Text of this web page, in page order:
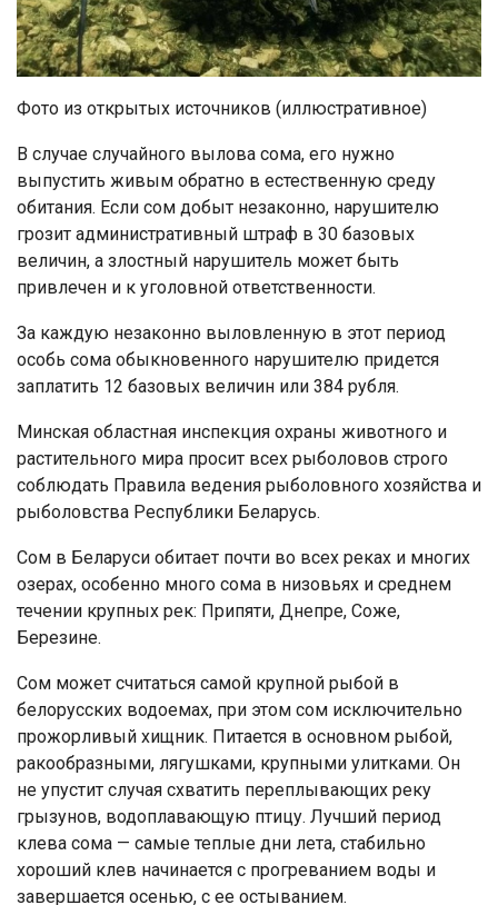
Фото из открытых источников (иллюстративное)
В случае случайного вылова сома, его нужно
выпустить живым обратно в естественную среду
обитания. Если сом добыт незаконно, нарушителю
грозит административный штраф в 30 базовых
величин, а злостный нарушитель может быть
привлечен и к уголовной ответственности.
За каждую незаконно выловленную в этот период
особь сома обыкновенного нарушителю придется
заплатить 12 базовых величин или 384 рубля.
Минская областная инспекция охраны животного и
растительного мира просит всех рыболовов строго
соблюдать Правила ведения рыболовного хозяйства и
рыболовства Республики Беларусь.
Сом в Беларуси обитает почти во всех реках и многих
озерах, особенно много сома в низовьях и среднем
течении крупных рек: Припяти, Днепре, Соже,
Березине.
Сом может считаться самой крупной рыбой в
белорусских водоемах, при этом сом исключительно
прожорливый хищник. Питается в основном рыбой,
ракообразными, лягушками, крупными улитками. Он
не упустит случая схватить переплывающих реку
грызунов, водоплавающую птицу. Лучший период
клева сома — самые теплые дни лета, стабильно
хороший клев начинается с прогреванием воды и
завершается осенью, с ее остыванием.